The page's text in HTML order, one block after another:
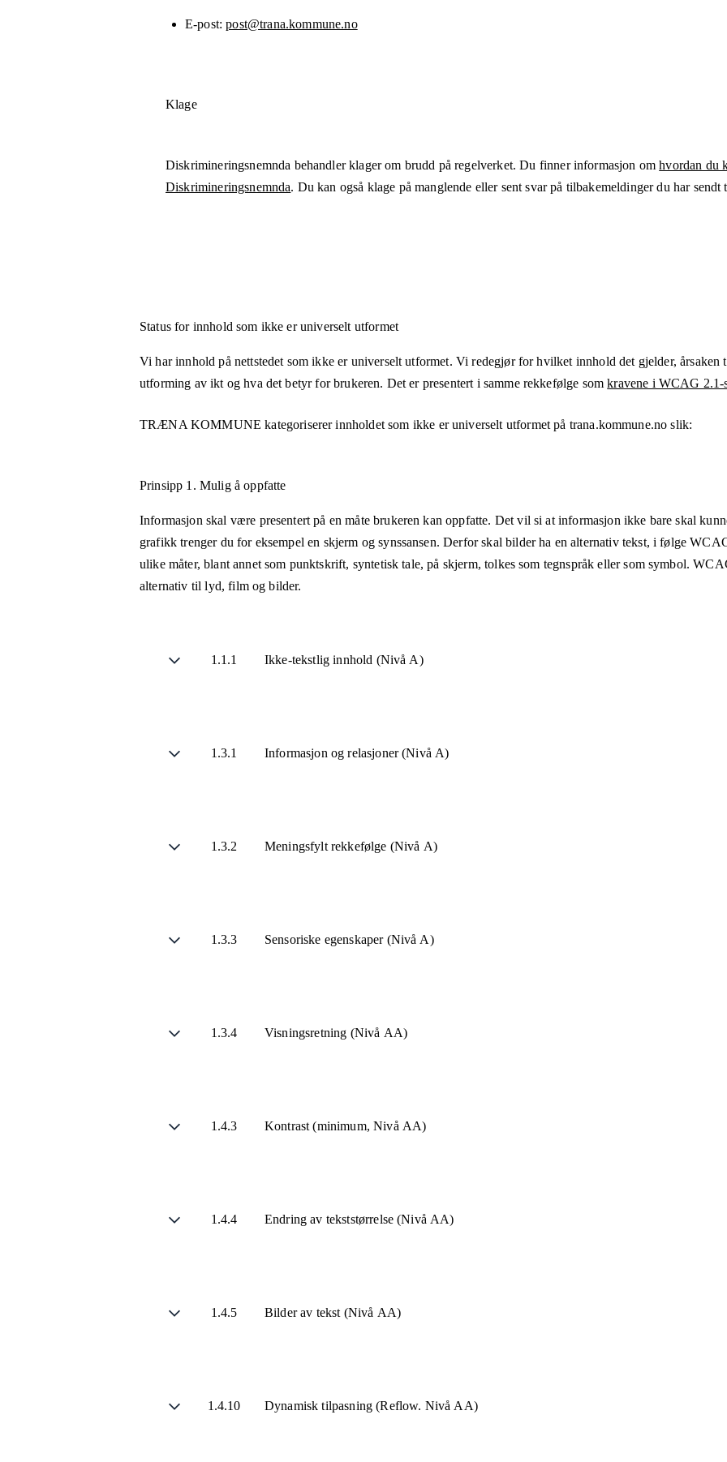
E-post post@trana.kommune.no
Klage
Diskrimineringsnemnda behandler klager om brudd på regelverket. Du finner informasjon omhvordan du
Diskrimineringsnemnda. Du kan også klage på manglende eller sent svar på tilbakemeldinger du har sendt
Status for innhold som ikke er universelt utformet
Vi har innhold på nettstedet som ikke er universelt utformet. Vi redegjør for hvilket innhold det gjelder,
utforming av ikt og hva det betyr for brukeren. Det er presentert i samme rekkefølge somkravene i WCAG 2.1-
TRÆNA KOMMUNE kategoriserer innholdet som ikke er universelt utformet på trana.kommune.no slik:
Prinsipp 1. Mulig å oppfatte
Informasjon skal være presentert på en måte brukeren kan oppfatte. Det vil si at informasjon ikke bare skal
grafikk trenger du for eksempel en skjerm og synssansen. Derfor skal bilder ha en alternativ tekst, i følge
ulike måter, blant annet som punktskrift, syntetisk tale, på skjerm, tolkes som tegnspråk eller som symbol.
alternativ til lyd, film og bilder.
1.1.1 Ikke-tekstlig innhold (Nivå A)
1.3.1 Informasjon og relasjoner (Nivå A)
1.3.2 Meningsfylt rekkefølge (Nivå A)
1.3.3 Sensoriske egenskaper (Nivå A)
1.3.4 Visningsretning (Nivå AA)
1.4.3 Kontrast (minimum, Nivå AA)
1.4.4 Endring av tekststørrelse (Nivå AA)
1.4.5 Bilder av tekst (Nivå AA)
1.4.10 Dynamisk tilpasning (Reflow. Nivå AA)